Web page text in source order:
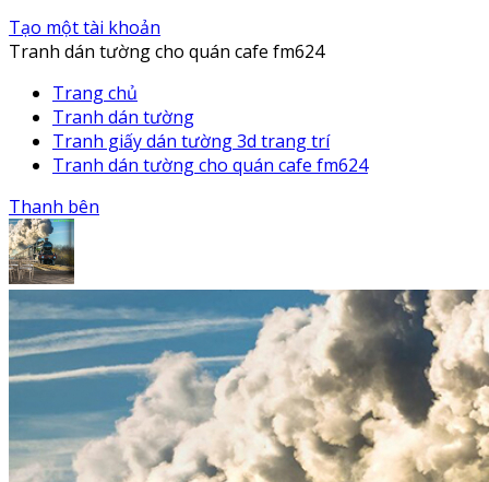
Tạo một tài khoản
Tranh dán tường cho quán cafe fm624
Trang chủ
Tranh dán tường
Tranh giấy dán tường 3d trang trí
Tranh dán tường cho quán cafe fm624
Thanh bên